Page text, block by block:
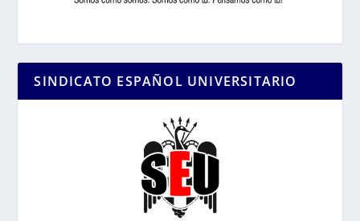
SINDICATO ESPAÑOL UNIVERSITARIO